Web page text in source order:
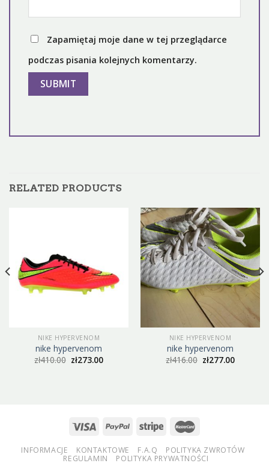
Zapamiętaj moje dane w tej przeglądarce
podczas pisania kolejnych komentarzy.
RELATED PRODUCTS
NIKE HYPERVENOM
nike hypervenom
zł410.00 zł273.00
NIKE HYPERVENOM
nike hypervenom
zł416.00 zł277.00
INFORMACJE KONTAKTOWE F.A.Q
POLITYKA ZWROTÓW
REGULAMIN
POLITYKA PRYWATNOŚCI